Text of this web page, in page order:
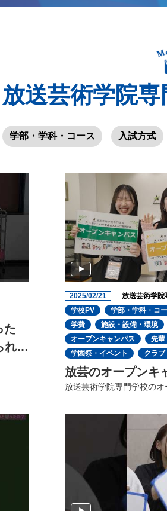
放送芸術学院
学部・学科・コース 入試方式
た
れる
2025/02/21 放送芸術学院
学校PV
学部・学科・コ
学費
施設・設備・環境
オープンキャンパス
先輩
学園祭・イベント
クラ
放芸のオープンキ
放送芸術学院専門学校の